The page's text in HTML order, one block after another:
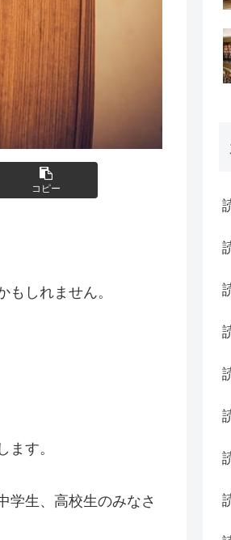
コピー
しれません。
ます。
学生、高校生のみなさ